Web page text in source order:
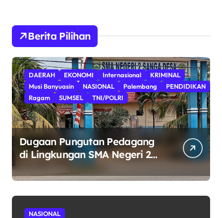
Berita Pilihan
DAERAH EKONOMI Internasional
KRIMINAL
Musi Banyuasin
NASIONAL Palembang
PENDIDIKAN
Ragam
SUMSEL TNI/POLRI
Dugaan Pungutan Pedagang
di Lingkungan SMA Negeri 2
Keban II Sanga Desa Harus
Diusut Tuntas: Ujian Integritas
Tata Kelola Pendidikan dan
Penegakan Hukum.
NASIONAL